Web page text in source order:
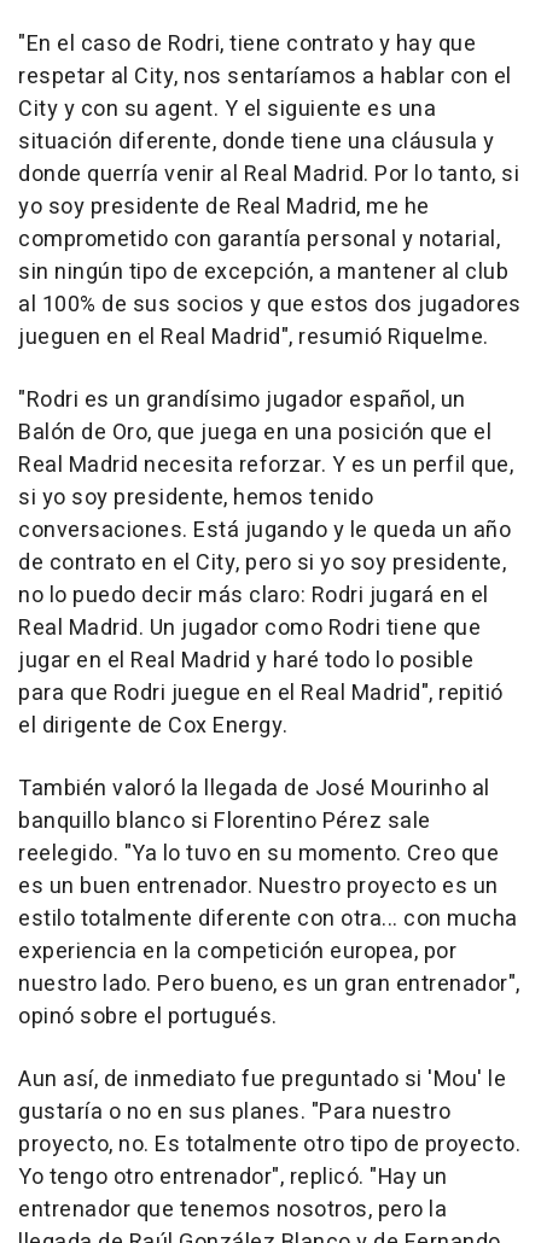
"En el caso de Rodri, tiene contrato y hay que
respetar al City, nos sentaríamos a hablar con el
City y con su agent. Y el siguiente es una
situación diferente, donde tiene una cláusula y
donde querría venir al Real Madrid. Por lo tanto, si
yo soy presidente de Real Madrid, me he
comprometido con garantía personal y notarial,
sin ningún tipo de excepción, a mantener al club
al 100% de sus socios y que estos dos jugadores
jueguen en el Real Madrid", resumió Riquelme.
"Rodri es un grandísimo jugador español, un
Balón de Oro, que juega en una posición que el
Real Madrid necesita reforzar. Y es un perfil que,
si yo soy presidente, hemos tenido
conversaciones. Está jugando y le queda un año
de contrato en el City, pero si yo soy presidente,
no lo puedo decir más claro: Rodri jugará en el
Real Madrid. Un jugador como Rodri tiene que
jugar en el Real Madrid y haré todo lo posible
para que Rodri juegue en el Real Madrid", repitió
el dirigente de Cox Energy.
También valoró la llegada de José Mourinho al
banquillo blanco si Florentino Pérez sale
reelegido. "Ya lo tuvo en su momento. Creo que
es un buen entrenador. Nuestro proyecto es un
estilo totalmente diferente con otra... con mucha
experiencia en la competición europea, por
nuestro lado. Pero bueno, es un gran entrenador",
opinó sobre el portugués.
Aun así, de inmediato fue preguntado si 'Mou' le
gustaría o no en sus planes. "Para nuestro
proyecto, no. Es totalmente otro tipo de proyecto.
Yo tengo otro entrenador", replicó. "Hay un
entrenador que tenemos nosotros, pero la